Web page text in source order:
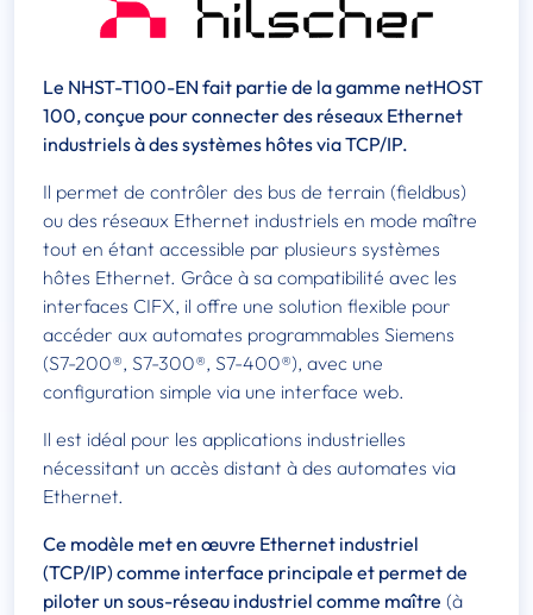
Le NHST-T100-EN fait partie de la gamme netHOST
100, conçue pour connecter des réseaux Ethernet
industriels à des systèmes hôtes via TCP/IP.
Il permet de contrôler des bus de terrain (fieldbus)
ou des réseaux Ethernet industriels en mode maître
tout en étant accessible par plusieurs systèmes
hôtes Ethernet. Grâce à sa compatibilité avec les
interfaces CIFX, il offre une solution flexible pour
accéder aux automates programmables Siemens
(S7-200®, S7-300®, S7-400®), avec une
configuration simple via une interface web.
Il est idéal pour les applications industrielles
nécessitant un accès distant à des automates via
Ethernet.
Ce modèle met en œuvre Ethernet industriel
(TCP/IP) comme interface principale et permet de
piloter un sous-réseau industriel comme maître (à